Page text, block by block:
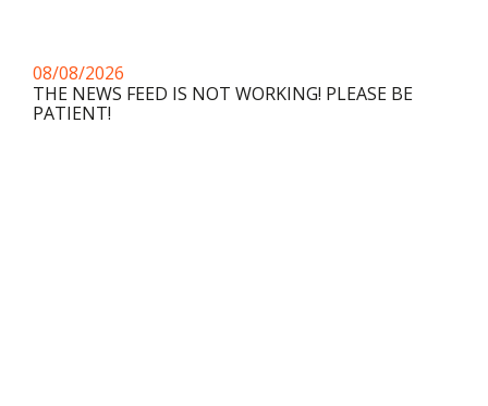
08/08/2026
THE NEWS FEED IS NOT WORKING! PLEASE BE
PATIENT!